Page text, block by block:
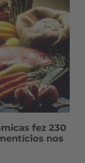
fez 230
nos